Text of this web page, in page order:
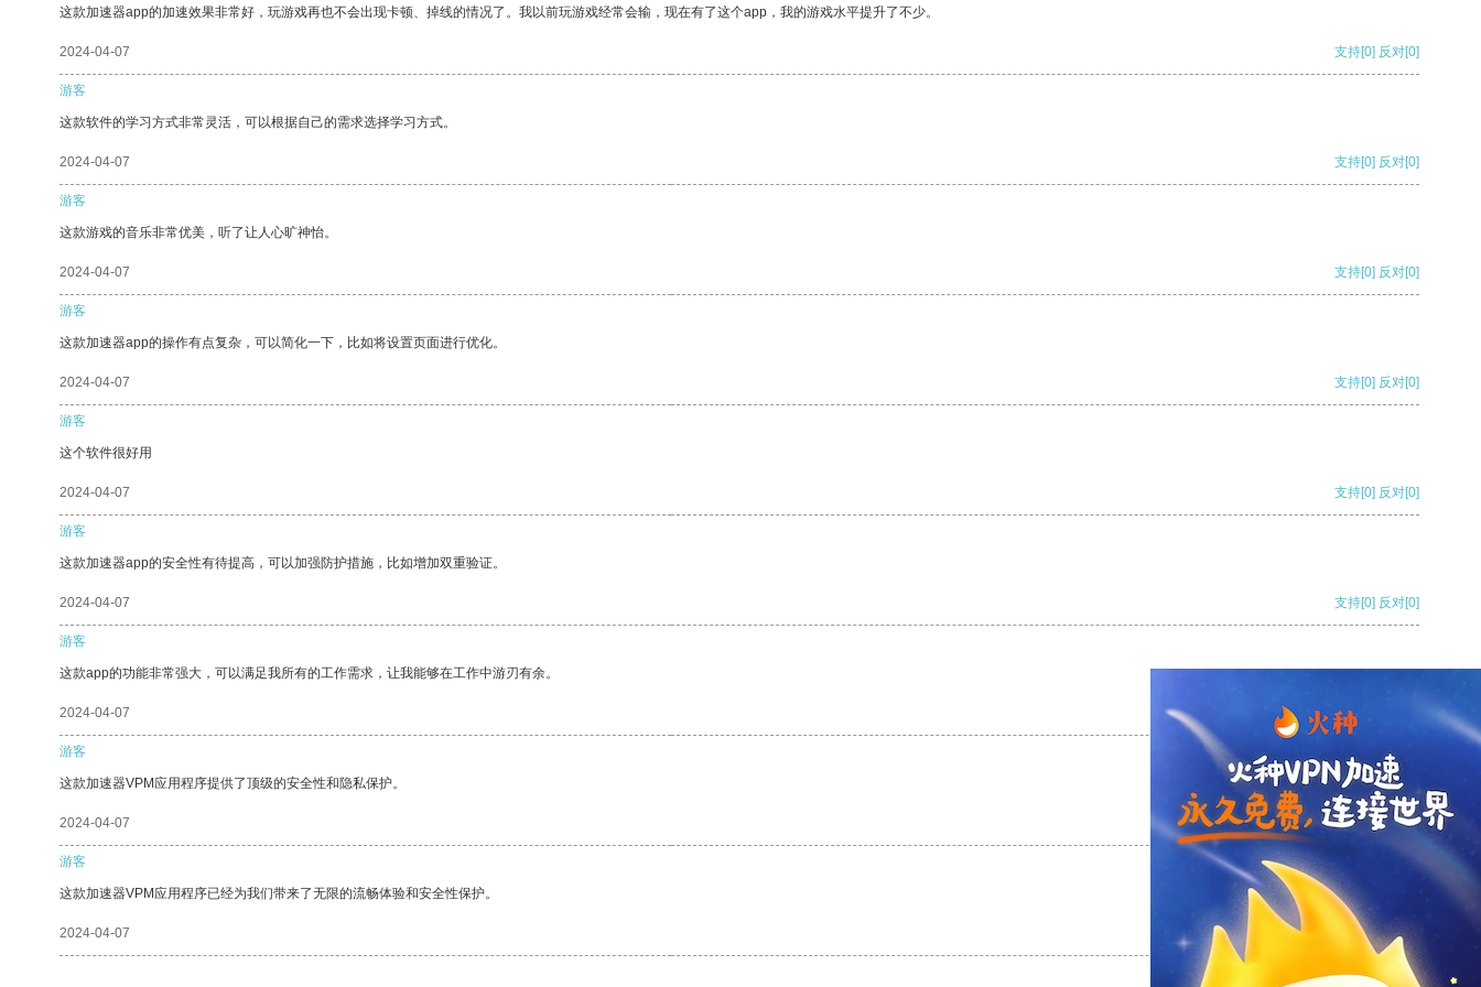
这款加速器app的加速效果非常好，玩游戏再也不会出现卡顿、掉线的情况了。我以前玩游戏经常会输，现在有了这个app，我的游戏水平提升了不少。
2024-04-07 支持[0] 反对[0]
游客
这款软件的学习方式非常灵活，可以根据自己的需求选择学习方式。
2024-04-07 支持[0] 反对[0]
游客
这款游戏的音乐非常优美，听了让人心旷神怡。
2024-04-07 支持[0] 反对[0]
游客
这款加速器app的操作有点复杂，可以简化一下，比如将设置页面进行优化。
2024-04-07 支持[0] 反对[0]
游客
这个软件很好用
2024-04-07 支持[0] 反对[0]
游客
这款加速器app的安全性有待提高，可以加强防护措施，比如增加双重验证。
2024-04-07 支持[0] 反对[0]
游客
这款app的功能非常强大，可以满足我所有的工作需求，让我能够在工作中游刃有余。
2024-04-07 支持
游客
这款加速器VPM应用程序提供了顶级的安全性和隐私保护。
2024-04-07 支持[0] 反对[0]
游客
这款加速器VPM应用程序已经为我们带来了无限的流畅体验和安全性保护。
2024-04-07 支持[0] 反对[0]